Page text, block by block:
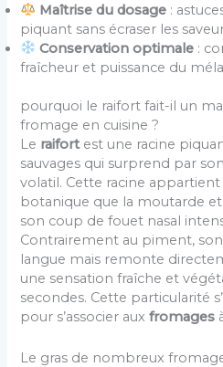
Maîtrise du dosage :
piquant sans écraser les
Conservation optimale :
fraîcheur et puissance du
pourquoi le raifort fait-il un
fromage en cuisine ?
Le raifortest une racine
sauvages qui surprend par
volatil. Cette racine
botanique que la moutarde
son coup de fouet nasal
Contrairement au piment,
langue mais remonte
une sensation fraîche et
secondes. Cette particularité
pour s’associer auxfromages
Le gras de nombreux